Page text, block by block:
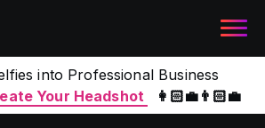
into Professional Business
Your Headshot 👩🏻‍💼👨🏻‍💼